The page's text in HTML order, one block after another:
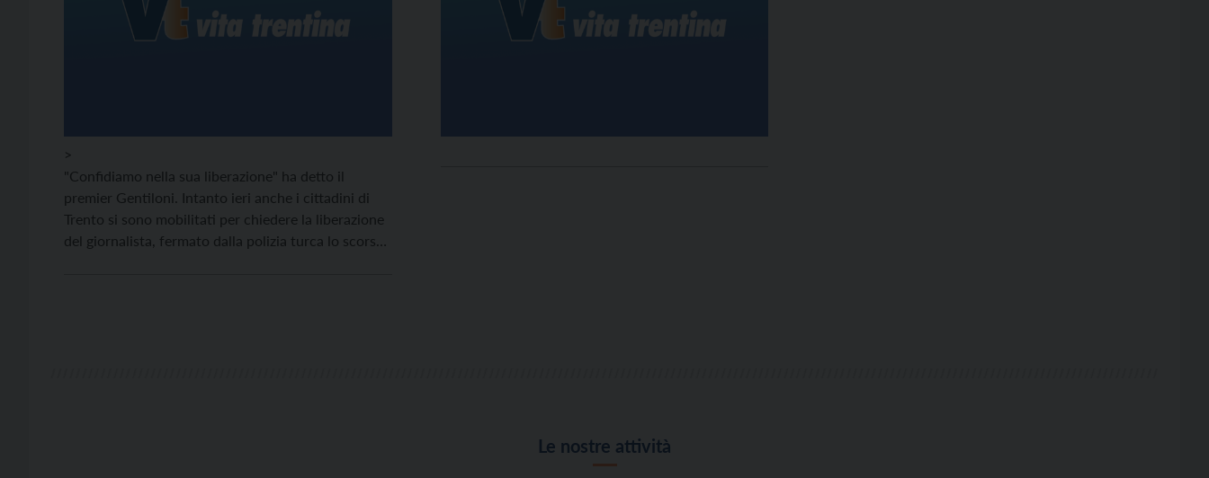
>
"Confidiamo nella sua liberazione" ha detto il
premier Gentiloni. Intanto ieri anche i cittadini di
Trento si sono mobilitati per chiedere la liberazione
del giornalista, fermato dalla polizia turca lo scorso
Le nostre attività